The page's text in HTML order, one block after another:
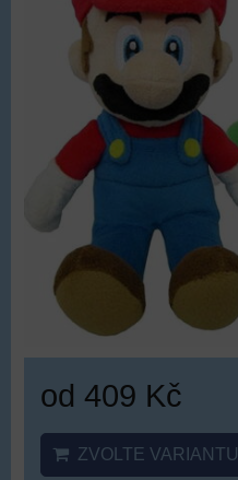
od 409 Kč
ZVOLTE VARIANTU